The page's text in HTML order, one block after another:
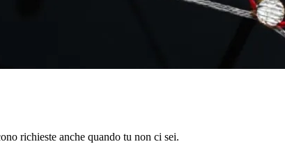
richieste anche quando tu non ci sei.